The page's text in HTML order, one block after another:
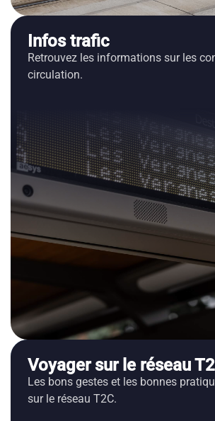
Infos trafic
Retrouvez les informations sur les
circulation.
Voyager sur le réseau
Les bons gestes et les bonnes
sur le réseau T2C.